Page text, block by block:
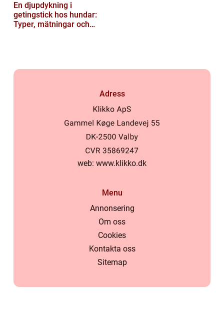
En djupdykning i
getingstick hos hundar:
Typer, mätningar och
Adress
web: www.klikko.dk
Menu
Annonsering
Om oss
Cookies
Kontakta oss
Sitemap